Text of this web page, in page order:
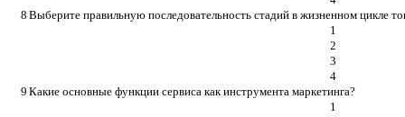
8 Выберите правильную последовательность стадий в жизненном цикле
1
2
3
4
9 Какие основные функции сервиса как инструмента маркетинга?
1